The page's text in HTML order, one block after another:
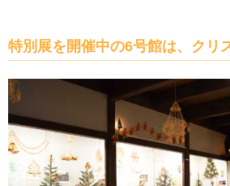
特別展を開催中の6号館は、クリ